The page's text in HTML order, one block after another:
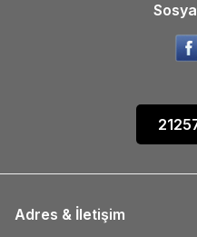
Adres & İletişim